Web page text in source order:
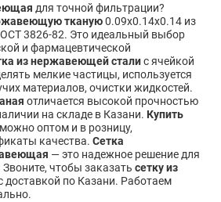
для точной фильтрации?
тканую0.09х0.14х0.14 из
3826-82. Это идеальный выбор
и фармацевтической
из нержавеющей сталис ячейкой
мелкие частицы, используется
материалов, очистки жидкостей.
отличается высокой прочностью
на складе в Казани. Купить
можно оптом и в розницу,
качества. Сетка
— это надежное решение для
чтобы заказать сетку из
доставкой по Казани. Работаем